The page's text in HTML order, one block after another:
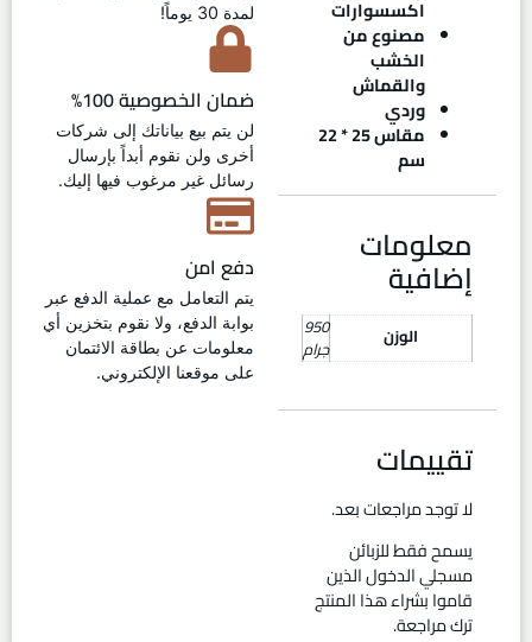
اكسسوارات
مصنوع من
الخشب
والقماش
وردي
مقاس 25 * 22
سم
معلومات
إضافية
الوزن 950
جرام
تقييمات
لا توجد مراجعات بعد.
يسمح فقط للزبائن
مسجلي الدخول الذين
قاموا بشراء هذا المنتج
ترك مراجعة.
لمدة 30 يوماً!
ضمان الخصوصية 100%
لن يتم بيع بياناتك إلى شركات
أخرى ولن نقوم أبداً بإرسال
رسائل غير مرغوب فيها إليك.
دفع امن
يتم التعامل مع عملية الدفع عبر
بوابة الدفع، ولا نقوم بتخزين أي
معلومات عن بطاقة الائتمان
على موقعنا الإلكتروني.